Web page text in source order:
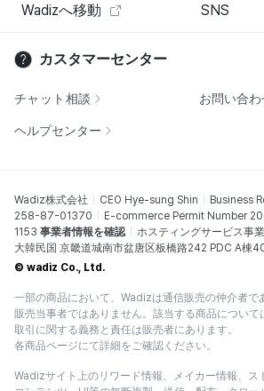
Wadizへ移動
SNS
カスタマーセンター
チャット相談 お問い合わ
ヘルプセンター
Wadiz株式会社 CEO Hye-sung Shin
Business
258-87-01370
E-commerce Permit Number
1153 事業者情報を確認
ホスティングサービス事
大韓民国 京畿道城南市盆唐区板橋路242 PDC A棟
© wadiz Co., Ltd.
一部の商品において、Wadizは通信販売の仲介者で
販売当事者ではありません。該当する商品について
取引に関する義務と責任は販売者にあります。
各商品ページにて詳細をご確認ください。
Wadizサイト上のリワード情報、メイカー情報、ス